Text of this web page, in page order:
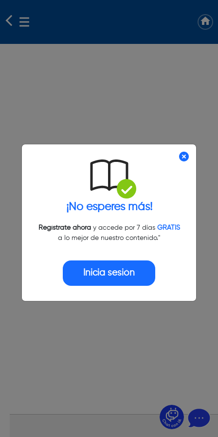
¡No esperes más!
Regístrate ahoray accede por 7 días GRATIS
a lo mejor de nuestro contenido."
Inicia sesión